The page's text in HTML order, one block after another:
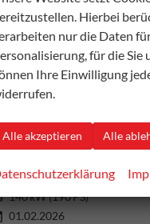
377,– € mtl.
Karoq
Lieferzeit:20 Tage
Benzin
140 kW (190 PS)
01.02.2026
Hierbei
nur die Daten
für die Sie
Ihre Einwilligung
Alle akzeptieren Alle